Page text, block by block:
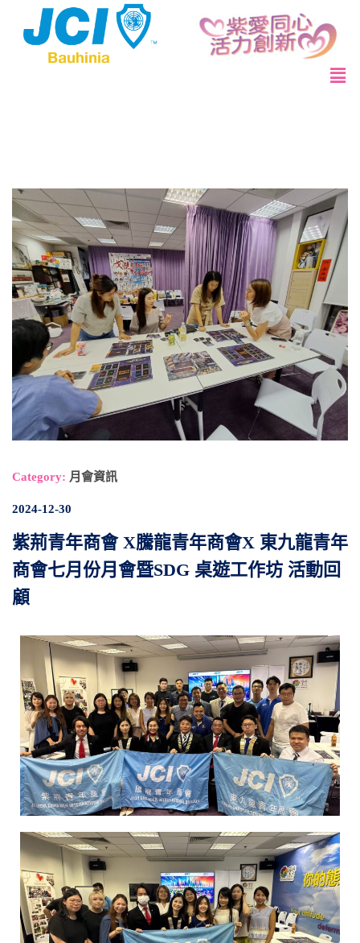
Category: 月會資訊
2024-12-30
紫荊青年商會 X騰龍青年商會X 東九龍青年
商會七月份月會暨SDG 桌遊工作坊 活動回
顧